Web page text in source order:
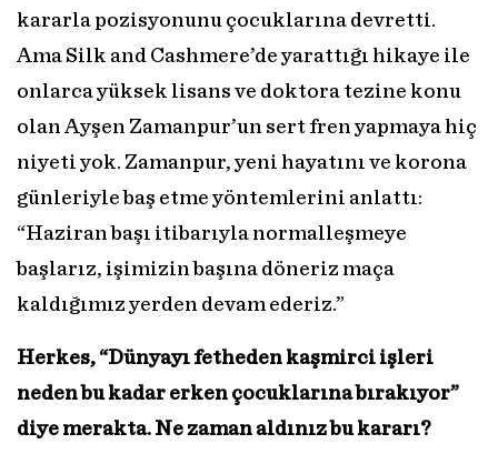
kararla pozisyonunu çocuklarına devretti.
Ama Silk and Cashmere’de yarattığı hikaye ile
onlarca yüksek lisans ve doktora tezine konu
olan Ayşen Zamanpur’un sert fren yapmaya hiç
niyeti yok. Zamanpur, yeni hayatını ve korona
günleriyle baş etme yöntemlerini anlattı:
“Haziran başı itibarıyla normalleşmeye
başlarız, işimizin başına döneriz maça
kaldığımız yerden devam ederiz.”
Herkes, “Dünyayı fetheden kaşmirci işleri
neden bu kadar erken çocuklarına bırakıyor”
diye merakta. Ne zaman aldınız bu kararı?